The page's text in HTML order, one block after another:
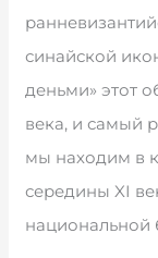
синайской
деньми» этот
века, и самый
мы находим в
середины XI
национальной